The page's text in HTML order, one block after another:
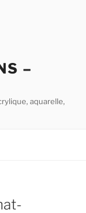
–
aquarelle,